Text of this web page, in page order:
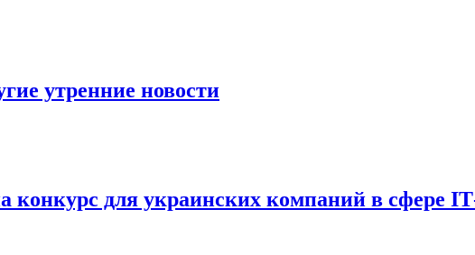
утренние новости
конкурс для украинских компаний в сфере